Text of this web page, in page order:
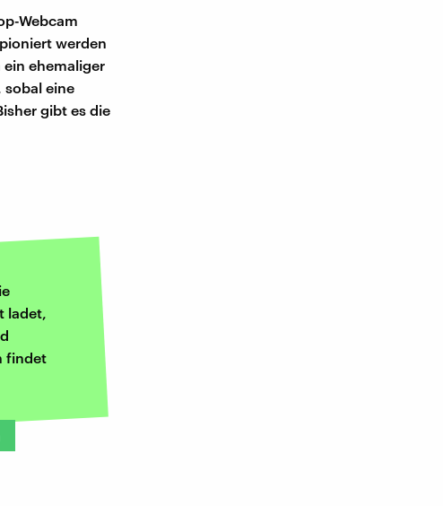
Webcam
werden
ehemaliger
sobal eine
gibt es die
ladet,
findet